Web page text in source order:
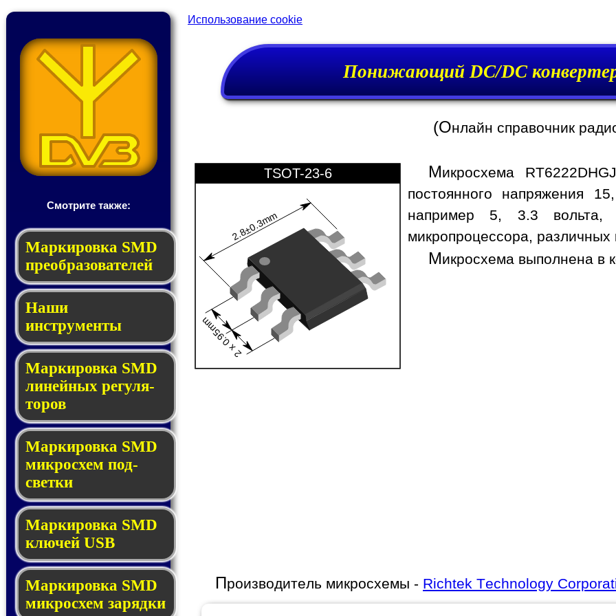
Смотрите также:
Мар­ки­ров­ка SMD
пре­об­ра­зо­ва­те­лей
Наши
инструменты
Маркировка SMD
ли­ней­ных ре­гу­ля­
то­ров
Маркировка SMD
мик­ро­схем под­
свет­ки
Маркировка SMD
клю­чей USB
Маркировка SMD
мик­рос­хем за­ряд­ки
Использование cookie
Понижающий DC/DC
(Онлайн справочник
2.8±0.3mm
2 x 0.95mm
TSOT-23-6 Микросхема
постоянного напряжения
например 5, 3.3 вольта,
микропроцессора, различных
Микросхема выполнена в
Производитель микросхемы - Richtek Technology